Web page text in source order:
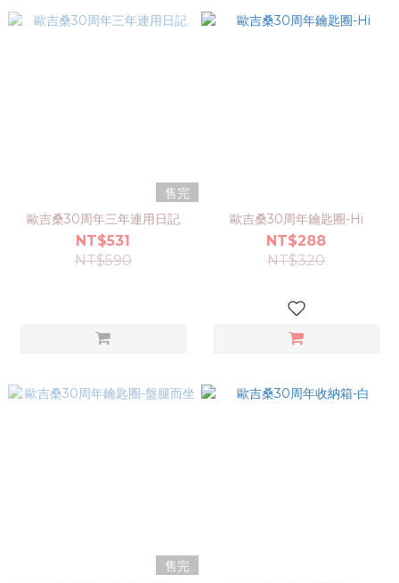
售完
歐吉桑30周年三年連用日記
NT$531
NT$590
歐吉桑30周年鑰匙圈-Hi
NT$288
NT$320
售完